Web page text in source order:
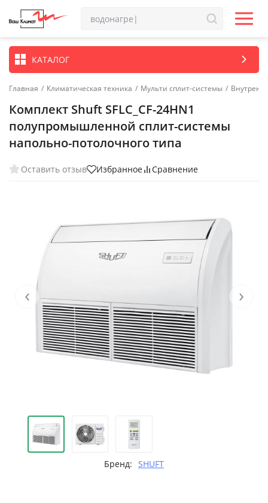
КАТАЛОГ
Главная / Климатическая техника / Мульти сплит-системы /
Комплект Shuft SFLC_CF-24HN1
полупромышленной сплит-системы
напольно-потолочного типа
Оставить отзыв Избранное Сравнение
‹ ›
Бренд: SHUFT